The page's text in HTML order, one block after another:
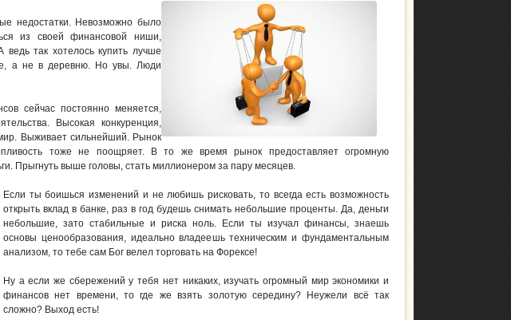
недостатки. Невозможно было
из своей финансовой ниши,
так хотелось купить лучше
а не в деревню. Но увы. Люди
сейчас постоянно меняется,
Высокая конкуренция,
Выживает сильнейший. Рынок
тоже не поощряет. В то же время рынок предоставляет огромную
Прыгнуть выше головы, стать миллионером за пару месяцев.
Если ты боишься изменений и не любишь рисковать, то всегда есть возможность
открыть вклад в банке, раз в год будешь снимать небольшие проценты. Да, деньги
небольшие, зато стабильные и риска ноль. Если ты изучал финансы, знаешь
основы ценообразования, идеально владеешь техническим и фундаментальным
анализом, то тебе сам Бог велел торговать на Форексе!
Ну а если же сбережений у тебя нет никаких, изучать огромный мир экономики и
финансов нет времени, то где же взять золотую середину? Неужели всё так
сложно? Выход есть!